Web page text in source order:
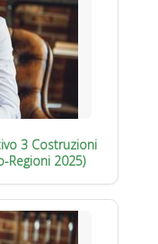
3 Costruzioni
Regioni 2025)